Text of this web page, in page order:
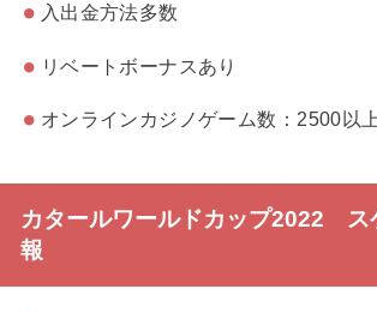
入出金方法多数
リベートボーナスあり
オンラインカジノゲーム数：2500以上
カタールワールドカップ2022 ス
報